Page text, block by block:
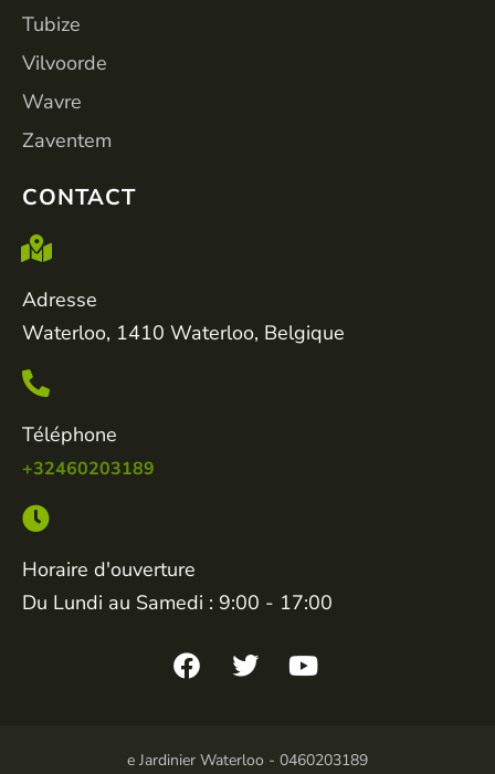
Tubize
Vilvoorde
Wavre
Zaventem
CONTACT
Adresse
Waterloo, 1410 Waterloo, Belgique
Téléphone
+32460203189
Horaire d'ouverture
Du Lundi au Samedi : 9:00 - 17:00
e Jardinier Waterloo - 0460203189